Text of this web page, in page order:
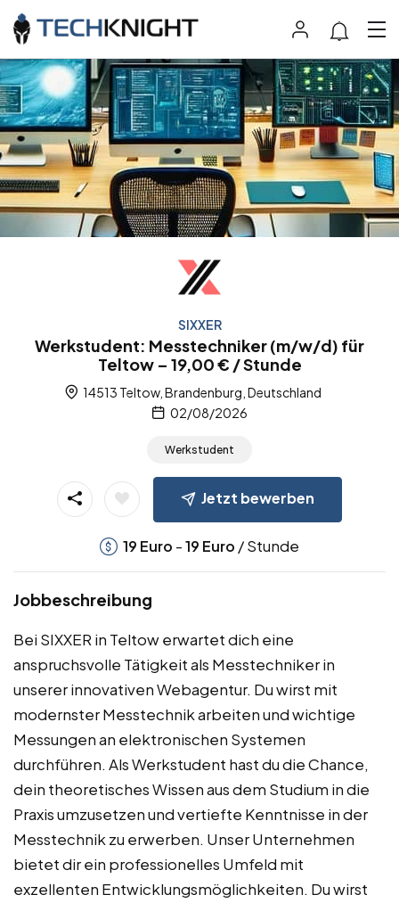
SIXXER
Werkstudent: Messtechniker (m/w/d) für
Teltow – 19,00 € / Stunde
14513 Teltow, Brandenburg, Deutschland
02/08/2026
Werkstudent
Jetzt bewerben
19 Euro -19 Euro / Stunde
Jobbeschreibung
Bei SIXXER in Teltow erwartet dich eine
anspruchsvolle Tätigkeit als Messtechniker in
unserer innovativen Webagentur. Du wirst mit
modernster Messtechnik arbeiten und wichtige
Messungen an elektronischen Systemen
durchführen. Als Werkstudent hast du die Chance,
dein theoretisches Wissen aus dem Studium in die
Praxis umzusetzen und vertiefte Kenntnisse in der
Messtechnik zu erwerben. Unser Unternehmen
bietet dir ein professionelles Umfeld mit
exzellenten Entwicklungsmöglichkeiten. Du wirst